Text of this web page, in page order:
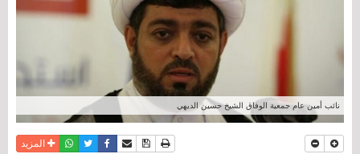
نائب أمين عام جمعية الوفاق الشيخ حسين الديهي
نسخة للطباعة
حفظ الموضوع
أرسل الى صديق
فيسبوكتويترواتسابالمزيد